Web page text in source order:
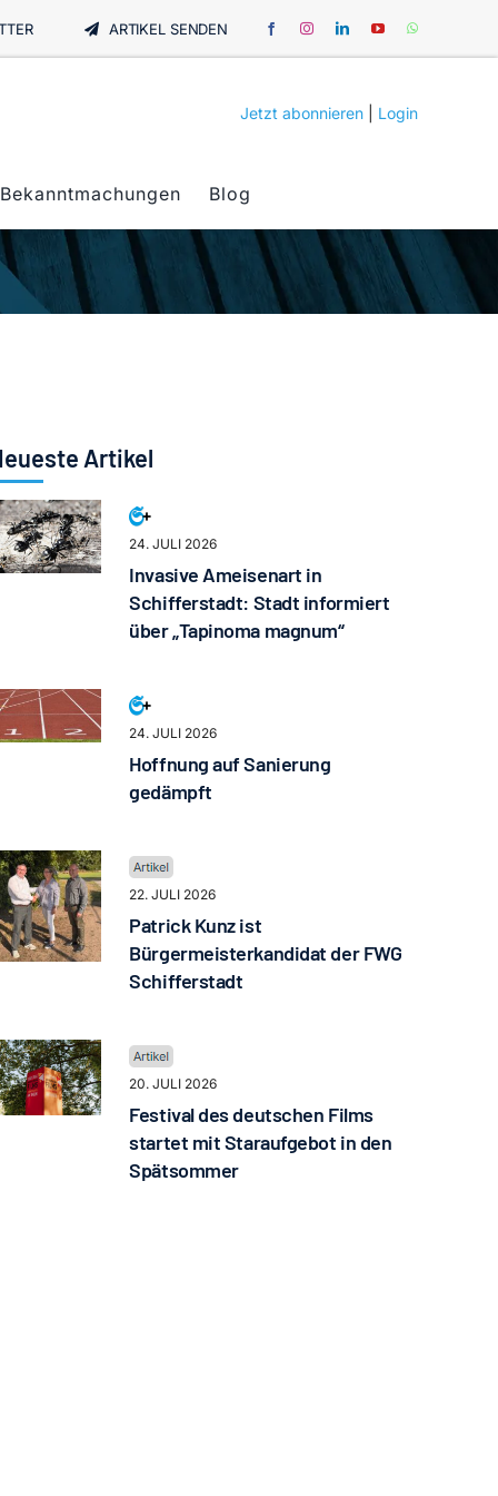
ARTIKEL SENDEN
Jetzt abonnieren Login
Bekanntmachungen Blog
Artikel
24. JULI 2026
Invasive Ameisenart in
Schifferstadt: Stadt informiert
über „Tapinoma magnum“
24. JULI 2026
Hoffnung auf Sanierung
gedämpft
22. JULI 2026
Patrick Kunz ist
Bürgermeisterkandidat der FWG
Schifferstadt
20. JULI 2026
Festival des deutschen Films
startet mit Staraufgebot in den
Spätsommer